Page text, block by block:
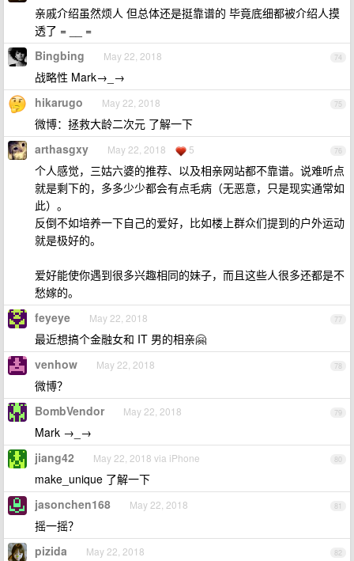
亲戚介绍虽然烦人 但总体还是挺靠谱的 毕竟底细都被介绍人摸
透了 = __ =
74
Bingbing May 22, 2018
战略性 Mark→_→
75
hikarugo May 22, 2018
微博：拯救大龄二次元 了解一下
76
arthasgxy May 22, 2018 5
个人感觉，三姑六婆的推荐、以及相亲网站都不靠谱。说难听点
就是剩下的，多多少少都会有点毛病（无恶意，只是现实通常如
此）。
反倒不如培养一下自己的爱好，比如楼上群众们提到的户外运动
就是极好的。
爱好能使你遇到很多兴趣相同的妹子，而且这些人很多还都是不
愁嫁的。
77
feyeye May 22, 2018
最近想搞个金融女和 IT 男的相亲🤗
78
venhow May 22, 2018
微博？
79
BombVendor May 22, 2018
Mark →_→
80
jiang42 May 22, 2018 via iPhone
make_unique 了解一下
81
jasonchen168 May 22, 2018
摇一摇？
82
pizida May 22, 2018